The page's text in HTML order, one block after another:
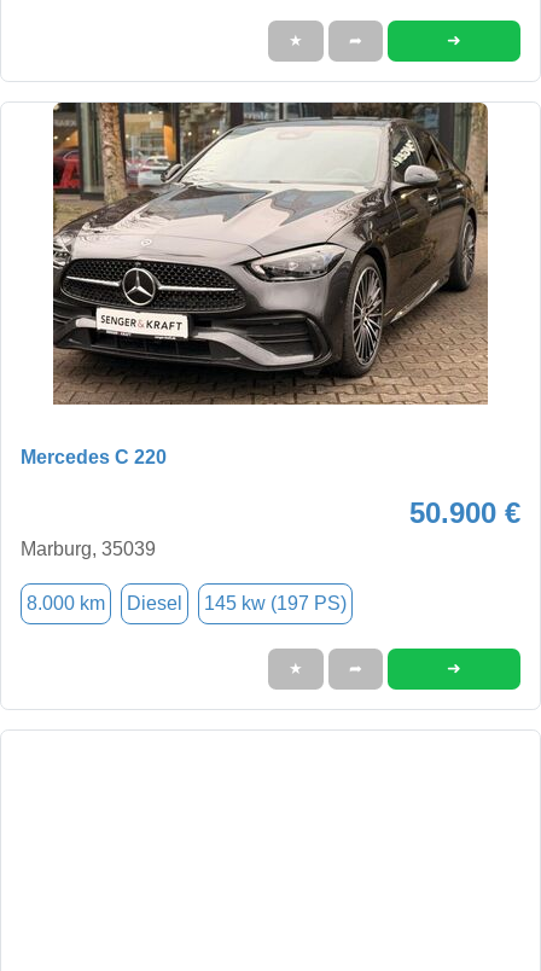
★ ➦ ➜
Mercedes C 220
50.900 €
Marburg, 35039
8.000 km Diesel 145 kw (197 PS)
★ ➦ ➜